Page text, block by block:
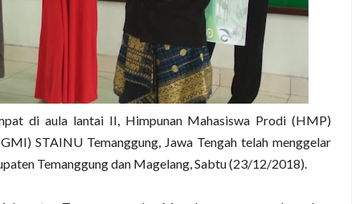
di aula lantai II, Himpunan Mahasiswa Prodi (HMP)
STAINU Temanggung, Jawa Tengah telah menggelar
Temanggung dan Magelang, Sabtu (23/12/2018).